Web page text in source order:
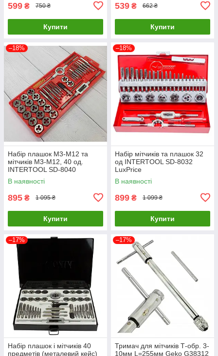
599 ₴ 750 ₴
Купити
539 ₴ 662 ₴
Купити
–18%
Набір плашок M3-M12 та
мітчиків M3-M12, 40 од.
INTERTOOL SD-8040
LuxPrice
В наявності
895 ₴ 1 095 ₴
Купити
–18%
Набір мітчиків та плашок 32
од INTERTOOL SD-8032
LuxPrice
В наявності
899 ₴ 1 099 ₴
Купити
–17%
Набір плашок і мітчиків 40
предметів (металевий кейс)
–17%
Тримач для мітчиків Т-обр. 3-
10мм L=255мм Geko G38312